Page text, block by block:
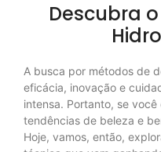
Descubra
A busca por métodos de
eficácia, inovação e
intensa. Portanto, se
tendências de beleza e
Hoje, vamos, então,